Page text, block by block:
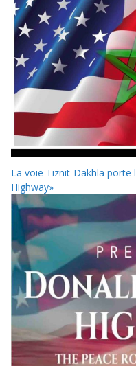
La voie Tiznit-Dakhla porte
Highway»